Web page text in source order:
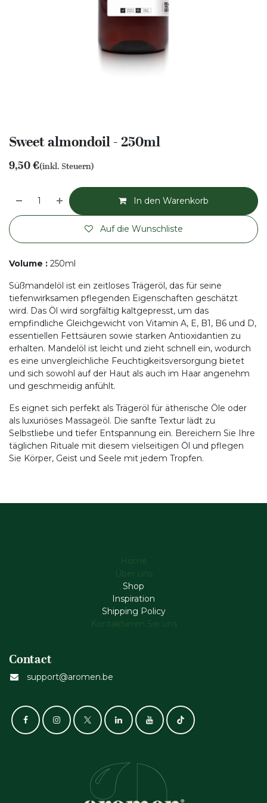
Sweet almondoil - 250ml
9,50€(inkl. Steuern)
In den Warenkorb
Auf die Wunschliste
Volume : 250ml
Süßmandelöl ist ein zeitloses Trägeröl, das für seine
tiefenwirksamen pflegenden Eigenschaften geschätzt
wird. Das Öl wird sorgfältig kaltgepresst, um das
empfindliche Gleichgewicht von Vitamin A, E, B1, B6 und D,
essentiellen Fettsäuren sowie starken Antioxidantien zu
erhalten. Mandelöl ist leicht und zieht schnell ein, wodurch
es eine unvergleichliche Feuchtigkeitsversorgung bietet
und sich sowohl auf der Haut als auch im Haar angenehm
und geschmeidig anfühlt.
Es eignet sich perfekt als Trägeröl für ätherische Öle oder
als luxuriöses Massageöl. Die sanfte Textur lädt zu
Selbstliebe und tiefer Entspannung ein. Bereichern Sie Ihre
täglichen Rituale mit diesem vielseitigen Öl und pflegen
Sie Körper, Geist und Seele mit jedem Tropfen.
Home
Über uns
Shop
Inspiration
Shipping Policy
Kontaktieren Sie uns
Contact
support@aromen.be